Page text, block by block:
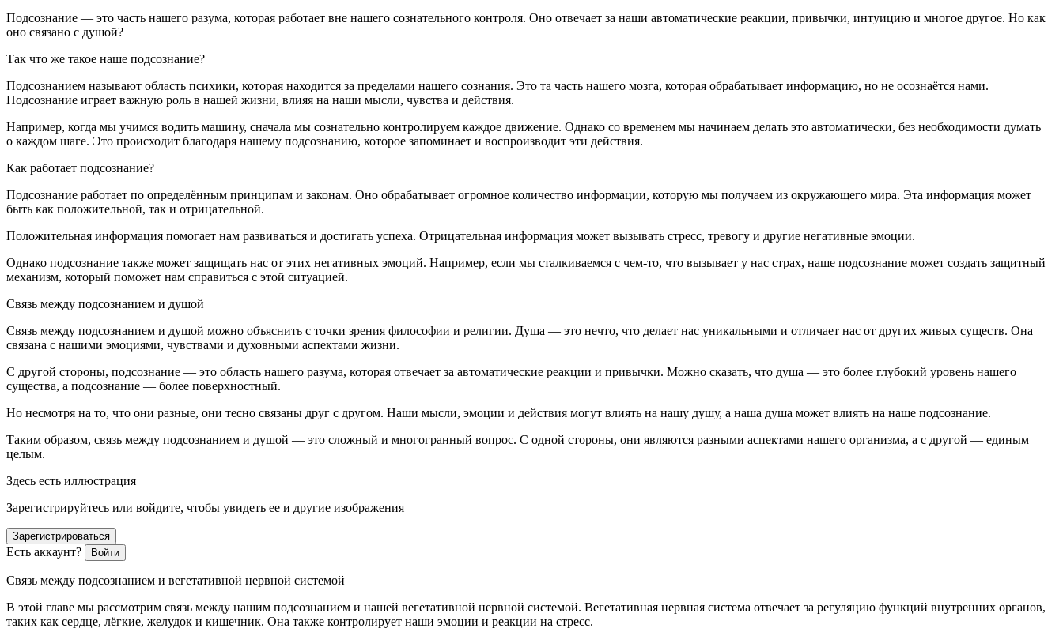
Подсознание — это часть нашего разума, которая работает вне нашего сознательного контроля. Оно отвечает за наши автоматические реакции, привычки, интуицию и многое другое. Но как
оно связано с душой?
Так что же такое наше подсознание?
Подсознанием называют область психики, которая находится за пределами нашего сознания. Это та часть нашего мозга, которая обрабатывает информацию, но не осознаётся нами.
Подсознание играет важную роль в нашей жизни, влияя на наши мысли, чувства и действия.
Например, когда мы учимся водить машину, сначала мы сознательно контролируем каждое движение. Однако со временем мы начинаем делать это автоматически, без необходимости думать
о каждом шаге. Это происходит благодаря нашему подсознанию, которое запоминает и воспроизводит эти действия.
Как работает подсознание?
Подсознание работает по определённым принципам и законам. Оно обрабатывает огромное количество информации, которую мы получаем из окружающего мира. Эта информация может
быть как положительной, так и отрицательной.
Положительная информация помогает нам развиваться и достигать успеха. Отрицательная информация может вызывать стресс, тревогу и другие негативные эмоции.
Однако подсознание также может защищать нас от этих негативных эмоций. Например, если мы сталкиваемся с чем-то, что вызывает у нас страх, наше подсознание может создать защитный
механизм, который поможет нам справиться с этой ситуацией.
Связь между подсознанием и душой
Связь между подсознанием и душой можно объяснить с точки зрения философии и религии. Душа — это нечто, что делает нас уникальными и отличает нас от других живых существ. Она
связана с нашими эмоциями, чувствами и духовными аспектами жизни.
С другой стороны, подсознание — это область нашего разума, которая отвечает за автоматические реакции и привычки. Можно сказать, что душа — это более глубокий уровень нашего
существа, а подсознание — более поверхностный.
Но несмотря на то, что они разные, они тесно связаны друг с другом. Наши мысли, эмоции и действия могут влиять на нашу душу, а наша душа может влиять на наше подсознание.
Таким образом, связь между подсознанием и душой — это сложный и многогранный вопрос. С одной стороны, они являются разными аспектами нашего организма, а с другой — единым
целым.
Здесь есть иллюстрация
Зарегистрируйтесь или войдите, чтобы увидеть ее и другие изображения
Зарегистрироваться
Есть аккаунт? Войти
Связь между подсознанием и вегетативной нервной системой
В этой главе мы рассмотрим связь между нашим подсознанием и нашей вегетативной нервной системой. Вегетативная нервная система отвечает за регуляцию функций внутренних органов,
таких как сердце, лёгкие, желудок и кишечник. Она также контролирует наши эмоции и реакции на стресс.